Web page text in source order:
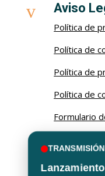
v Aviso
Política de
Política de
Política de
Política de
Formulario